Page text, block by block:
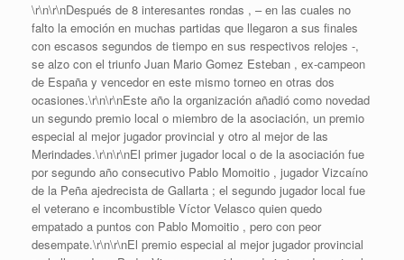
\r\n\r\nDespués de 8 interesantes rondas , – en las cuales no
falto la emoción en muchas partidas que llegaron a sus finales
con escasos segundos de tiempo en sus respectivos relojes -,
se alzo con el triunfo Juan Mario Gomez Esteban , ex-campeon
de España y vencedor en este mismo torneo en otras dos
ocasiones.\r\n\r\nEste año la organización añadió como novedad
un segundo premio local o miembro de la asociación, un premio
especial al mejor jugador provincial y otro al mejor de las
Merindades.\r\n\r\nEl primer jugador local o de la asociación fue
por segundo año consecutivo Pablo Momoitio , jugador Vizcaíno
de la Peña ajedrecista de Gallarta ; el segundo jugador local fue
el veterano e incombustible Víctor Velasco quien quedo
empatado a puntos con Pablo Momoitio , pero con peor
desempate.\r\n\r\nEl premio especial al mejor jugador provincial